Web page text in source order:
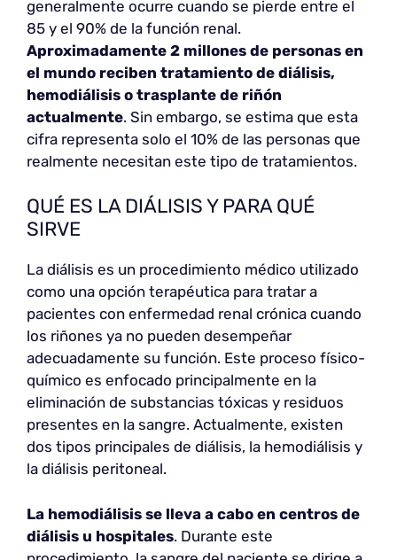
generalmente ocurre cuando se pierde entre el
85 y el 90% de la función renal.
Aproximadamente 2 millones de personas en
el mundo reciben tratamiento de diálisis,
hemodiálisis o trasplante de riñón
actualmente. Sin embargo, se estima que esta
cifra representa solo el 10% de las personas que
realmente necesitan este tipo de tratamientos.
QUÉ ES LA DIÁLISIS Y PARA QUÉ
SIRVE
La diálisis es un procedimiento médico utilizado
como una opción terapéutica para tratar a
pacientes con enfermedad renal crónica cuando
los riñones ya no pueden desempeñar
adecuadamente su función. Este proceso físico-
químico es enfocado principalmente en la
eliminación de substancias tóxicas y residuos
presentes en la sangre. Actualmente, existen
dos tipos principales de diálisis, la hemodiálisis y
la diálisis peritoneal.
La hemodiálisis se lleva a cabo en centros de
diálisis u hospitales. Durante este